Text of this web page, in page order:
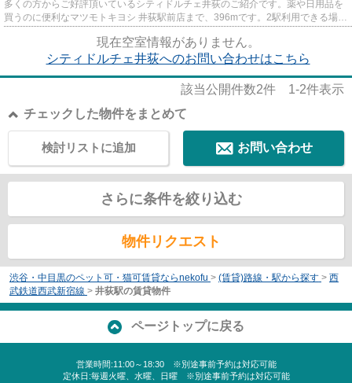
多くの方からご好評頂いているシティドルチェ井荻のご紹介です。薬や日用品を
買うのに便利なマツモトキヨシ 井荻駅前店まで、396mです。2駅利用できる場所
現在空室情報がありません。
シティドルチェ井荻へのお問い合わせはこちら
該当公開件数2件 1-2件表示
チェックした物件をまとめて
お問い合わせ
検討リストに追加
さらに条件を絞り込む
物件リクエスト
渋谷・中目黒のペット可・猫可賃貸ならnekofu > (賃貸)路線・駅から探す > 西
武鉄道西武新宿線 > 井荻駅の賃貸物件
ページトップに戻る
営業時間:11:00～18:30 ※別途事前予約は対応可能
定休日:毎週火曜、水曜、日曜 ※別途事前予約は対応可能